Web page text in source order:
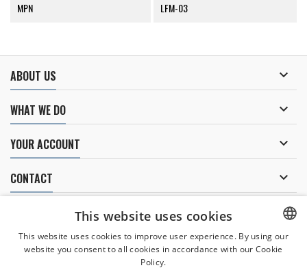
MPN LFM-03
ABOUT US 
WHAT WE DO 
YOUR ACCOUNT 
CONTACT 
NEWSLETTER
the processing of personal data
CZECH
This website uses cookies
This website uses cookies to improve user experience. By using our
website you consent to all cookies in accordance with our Cookie
Policy.